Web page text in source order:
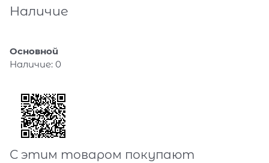
Наличие
Основной
Наличие: 0
С этим товаром покупают